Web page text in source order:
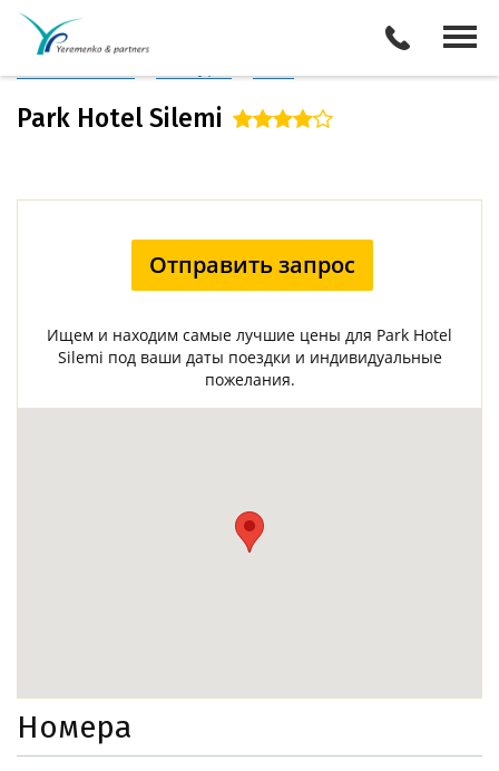
Италия
Описание отеля
Park Hotel Silemi
Отправить запрос
Ищем и находим самые лучшие цены для Park Hotel
Silemi под ваши даты поездки и индивидуальные
пожелания.
Номера